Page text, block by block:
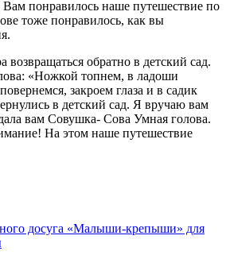
понравилось наше путешествие по
тоже понравилось, как вы
возвращаться обратно в детский сад.
«Ножкой топнем, в ладоши
закроем глаза и в садик
в детский сад. Я вручаю вам
вам Совушка- Сова Умная голова.
На этом наше путешествие
досуга «Малыши-крепыши» для